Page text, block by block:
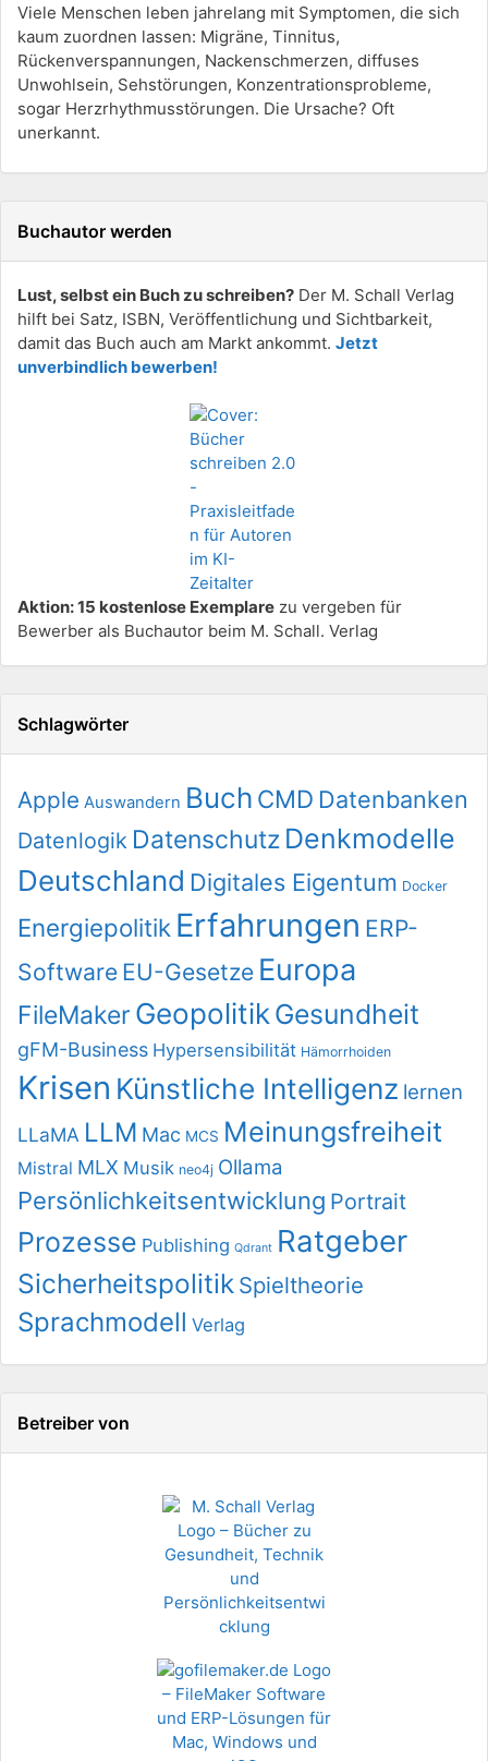
Viele Menschen leben jahrelang mit Symptomen, die sich
kaum zuordnen lassen: Migräne, Tinnitus,
Rückenverspannungen, Nackenschmerzen, diffuses
Unwohlsein, Sehstörungen, Konzentrationsprobleme,
sogar Herzrhythmusstörungen. Die Ursache? Oft
unerkannt.
Buchautor werden
Lust, selbst ein Buch zu schreiben? Der M. Schall Verlag
hilft bei Satz, ISBN, Veröffentlichung und Sichtbarkeit,
damit das Buch auch am Markt ankommt. Jetzt
unverbindlich bewerben!
Aktion: 15 kostenlose Exemplare zu vergeben für
Bewerber als Buchautor beim M. Schall. Verlag
Schlagwörter
Apple Auswandern Buch CMD Datenbanken
Datenlogik Datenschutz Denkmodelle
Deutschland Digitales Eigentum Docker
Energiepolitik Erfahrungen ERP-
Software EU-Gesetze Europa
FileMaker GeopolitikGesundheit
gFM-Business Hypersensibilität Hämorrhoiden
Krisen Künstliche Intelligenz lernen
LLaMA LLM Mac MCS Meinungsfreiheit
Mistral MLX Musik neo4j Ollama
Persönlichkeitsentwicklung Portrait
Prozesse Publishing Qdrant Ratgeber
Sicherheitspolitik Spieltheorie
Sprachmodell Verlag
Betreiber von